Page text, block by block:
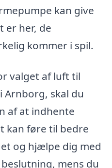
kan give
er her, de
kommer i spil.
valget af luft til
skal du
af at indhente
kan føre til bedre
og hjælpe dig med
mens du